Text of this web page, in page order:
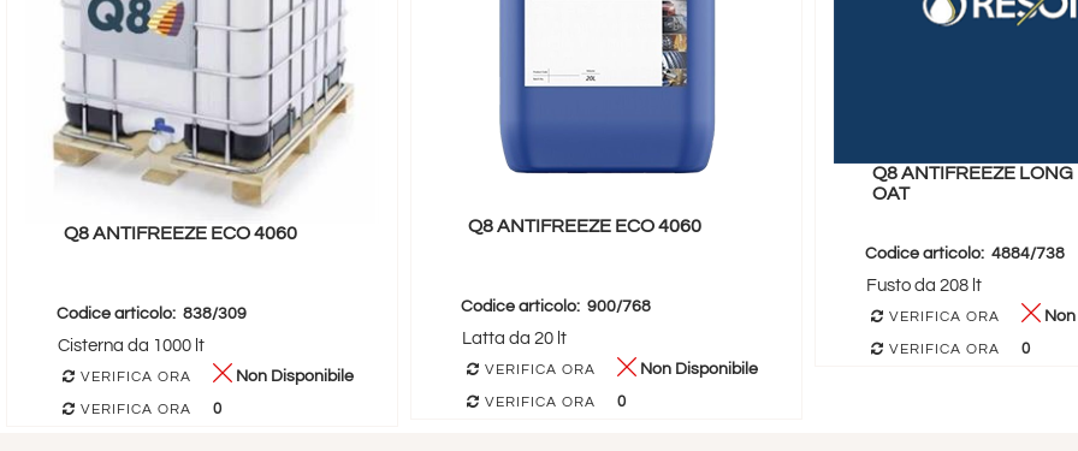
Q8 ANTIFREEZE ECO 4060
Codice articolo: 838/309
Cisterna da 1000 lt
VERIFICA ORA Non Disponibile
VERIFICA ORA 0
Q8 ANTIFREEZE ECO 4060
Codice articolo: 900/768
Latta da 20 lt
VERIFICA ORA Non Disponibile
VERIFICA ORA 0
Q8 ANTIFREEZE LONG
OAT
Codice articolo: 4884/738
Fusto da 208 lt
VERIFICA ORA
VERIFICA ORA 0